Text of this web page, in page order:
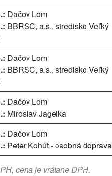
Dačov Lom
BBRSC, a.s., stredisko Veľký
Dačov Lom
BBRSC, a.s., stredisko Veľký
Dačov Lom
Miroslav Jagelka
Dačov Lom
Peter Kohút - osobná doprava
cena je vrátane DPH.